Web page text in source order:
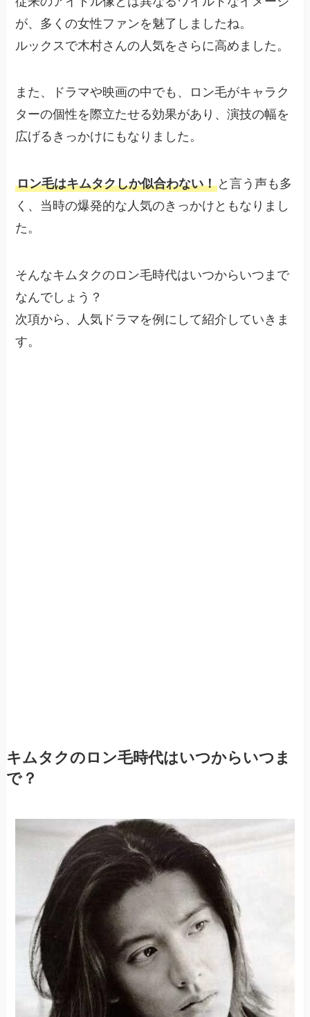
が、多くの女性ファンを魅了しましたね。
ルックスで木村さんの人気をさらに高めました。
また、ドラマや映画の中でも、ロン毛がキャラク
ターの個性を際立たせる効果があり、演技の幅を
広げるきっかけにもなりました。
ロン毛はキムタクしか似合わない！ と言う声も多
く、当時の爆発的な人気のきっかけともなりまし
た。
そんなキムタクのロン毛時代はいつからいつまで
なんでしょう？
次項から、人気ドラマを例にして紹介していきま
す。
キムタクのロン毛時代はいつからいつま
で？